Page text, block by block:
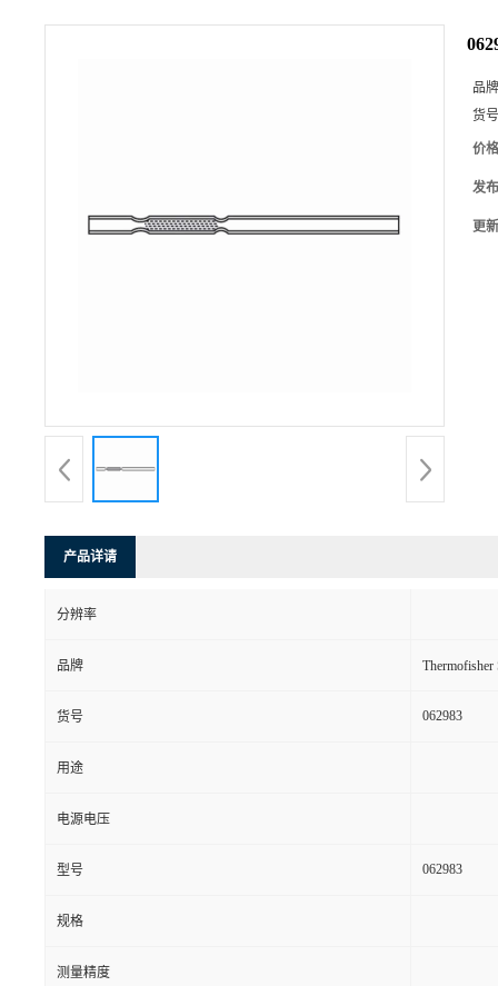
品牌
货号
价格
发
更
产品详请
分辨率
品牌
货号 062983
用途
电源电压
型号 062983
规格
测量精度